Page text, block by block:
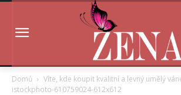
Domů
Víte, kde koupit kvalitní a levný umělý
istockphoto-610759024-612x612